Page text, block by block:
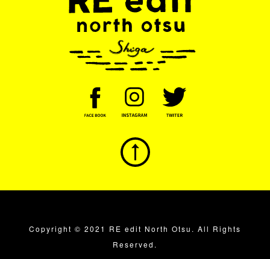
Copyright © 2021 RE edit North Otsu. All Rights
Reserved.